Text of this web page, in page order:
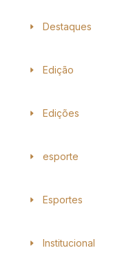
Destaques
Edição
Edições
esporte
Esportes
Institucional